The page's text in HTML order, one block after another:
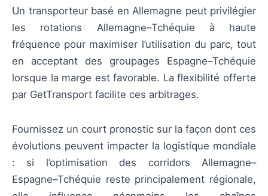
Un transporteur basé en Allemagne peut privilégier
les rotations Allemagne–Tchéquie à haute
fréquence pour maximiser l’utilisation du parc, tout
en acceptant des groupages Espagne–Tchéquie
lorsque la marge est favorable. La flexibilité offerte
par GetTransport facilite ces arbitrages.
Fournissez un court pronostic sur la façon dont ces
évolutions peuvent impacter la logistique mondiale
: si l’optimisation des corridors Allemagne–
Espagne–Tchéquie reste principalement régionale,